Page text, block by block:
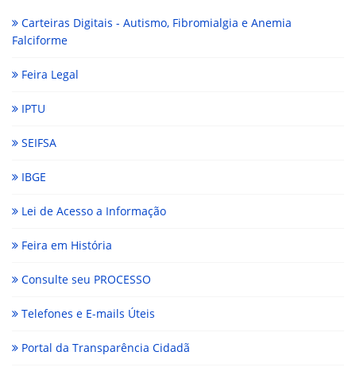
Carteiras Digitais - Autismo, Fibromialgia e Anemia
Falciforme
Feira Legal
IPTU
SEIFSA
IBGE
Lei de Acesso a Informação
Feira em História
Consulte seu PROCESSO
Telefones e E-mails Úteis
Portal da Transparência Cidadã